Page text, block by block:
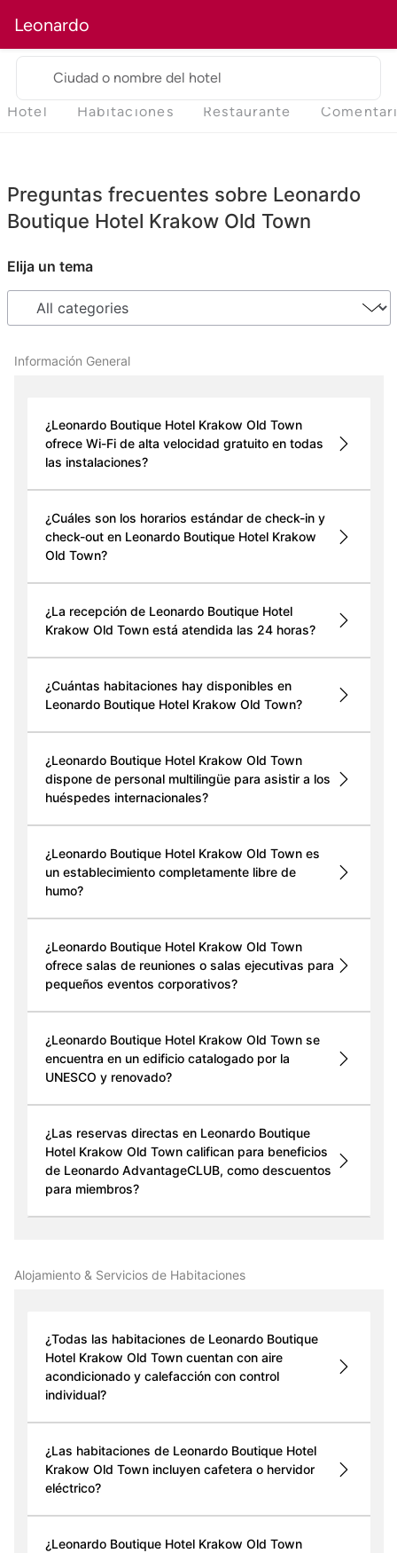
Leonardo
Ciudad o nombre del hotel
Hotel Habitaciones Restaurante
Preguntas frecuentes sobre Leonardo
Boutique Hotel Krakow Old Town
Elija un tema
Información General
¿Leonardo Boutique Hotel Krakow Old Town
ofrece Wi-Fi de alta velocidad gratuito en todas
las instalaciones?
¿Cuáles son los horarios estándar de check-in y
check-out en Leonardo Boutique Hotel Krakow
Old Town?
¿La recepción de Leonardo Boutique Hotel
Krakow Old Town está atendida las 24 horas?
¿Cuántas habitaciones hay disponibles en
Leonardo Boutique Hotel Krakow Old Town?
¿Leonardo Boutique Hotel Krakow Old Town
dispone de personal multilingüe para asistir a los
huéspedes internacionales?
¿Leonardo Boutique Hotel Krakow Old Town es
un establecimiento completamente libre de
humo?
¿Leonardo Boutique Hotel Krakow Old Town
ofrece salas de reuniones o salas ejecutivas para
pequeños eventos corporativos?
¿Leonardo Boutique Hotel Krakow Old Town se
encuentra en un edificio catalogado por la
UNESCO y renovado?
¿Las reservas directas en Leonardo Boutique
Hotel Krakow Old Town califican para beneficios
de Leonardo AdvantageCLUB, como descuentos
para miembros?
Alojamiento & Servicios de Habitaciones
¿Todas las habitaciones de Leonardo Boutique
Hotel Krakow Old Town cuentan con aire
acondicionado y calefacción con control
individual?
¿Las habitaciones de Leonardo Boutique Hotel
Krakow Old Town incluyen cafetera o hervidor
eléctrico?
¿Leonardo Boutique Hotel Krakow Old Town